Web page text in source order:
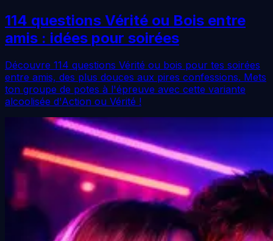
114 questions Vérité ou Bois entre
amis : idées pour soirées
Découvre 114 questions Vérité ou bois pour tes soirées
entre amis, des plus douces aux pires confessions. Mets
ton groupe de potes à l'épreuve avec cette variante
alcoolisée d'Action ou Vérité !